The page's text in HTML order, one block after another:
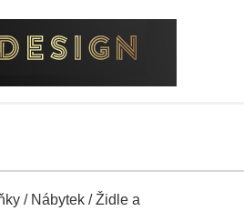
/ Nábytek /Židle a